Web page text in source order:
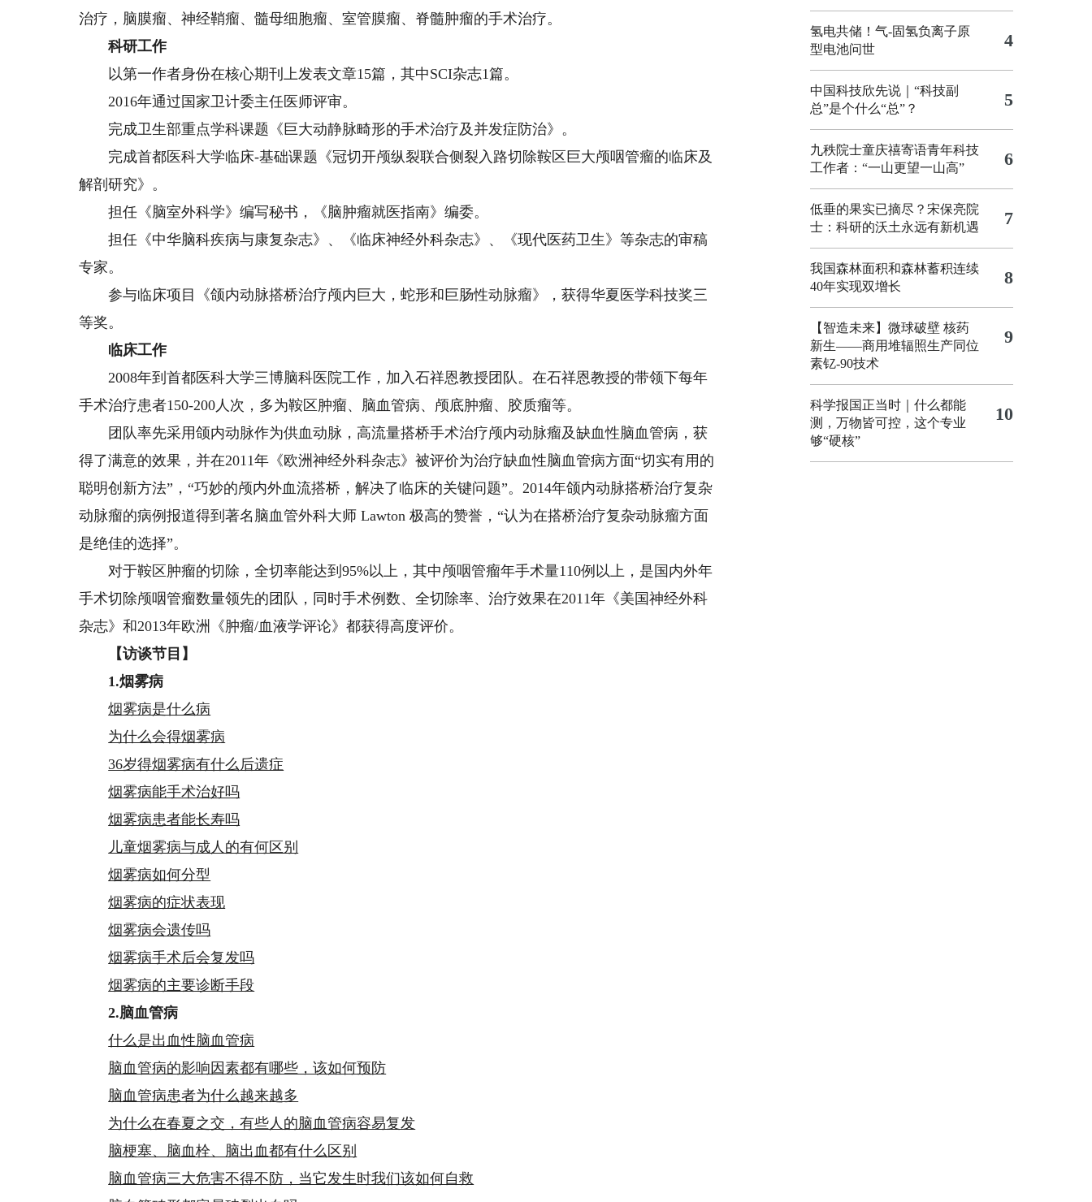
治疗，脑膜瘤、神经鞘瘤、髓母细胞瘤、室管膜瘤、脊髓肿瘤的手术治疗。
科研工作
以第一作者身份在核心期刊上发表文章15篇，其中SCI杂志1篇。
2016年通过国家卫计委主任医师评审。
完成卫生部重点学科课题《巨大动静脉畸形的手术治疗及并发症防治》。
完成首都医科大学临床-基础课题《冠切开颅纵裂联合侧裂入路切除鞍区巨大颅咽管瘤的临床及
解剖研究》。
担任《脑室外科学》编写秘书，《脑肿瘤就医指南》编委。
担任《中华脑科疾病与康复杂志》、《临床神经外科杂志》、《现代医药卫生》等杂志的审稿
专家。
参与临床项目《颌内动脉搭桥治疗颅内巨大，蛇形和巨肠性动脉瘤》，获得华夏医学科技奖三
等奖。
临床工作
2008年到首都医科大学三博脑科医院工作，加入石祥恩教授团队。在石祥恩教授的带领下每年
手术治疗患者150-200人次，多为鞍区肿瘤、脑血管病、颅底肿瘤、胶质瘤等。
团队率先采用颌内动脉作为供血动脉，高流量搭桥手术治疗颅内动脉瘤及缺血性脑血管病，获
得了满意的效果，并在2011年《欧洲神经外科杂志》被评价为治疗缺血性脑血管病方面“切实有用的
聪明创新方法”，“巧妙的颅内外血流搭桥，解决了临床的关键问题”。2014年颌内动脉搭桥治疗复杂
动脉瘤的病例报道得到著名脑血管外科大师 Lawton 极高的赞誉，“认为在搭桥治疗复杂动脉瘤方面
是绝佳的选择”。
对于鞍区肿瘤的切除，全切率能达到95%以上，其中颅咽管瘤年手术量110例以上，是国内外年
手术切除颅咽管瘤数量领先的团队，同时手术例数、全切除率、治疗效果在2011年《美国神经外科
杂志》和2013年欧洲《肿瘤/血液学评论》都获得高度评价。
【访谈节目】
1.烟雾病
烟雾病是什么病
为什么会得烟雾病
36岁得烟雾病有什么后遗症
烟雾病能手术治好吗
烟雾病患者能长寿吗
儿童烟雾病与成人的有何区别
烟雾病如何分型
烟雾病的症状表现
烟雾病会遗传吗
烟雾病手术后会复发吗
烟雾病的主要诊断手段
2.脑血管病
什么是出血性脑血管病
脑血管病的影响因素都有哪些，该如何预防
脑血管病患者为什么越来越多
为什么在春夏之交，有些人的脑血管病容易复发
脑梗塞、脑血栓、脑出血都有什么区别
脑血管病三大危害不得不防，当它发生时我们该如何自救
氢电共储！气-固氢负离子原
型电池问世
4
中国科技欣先说｜“科技副
总”是个什么“总”？
5
九秩院士童庆禧寄语青年科技
工作者：“一山更望一山高”
6
低垂的果实已摘尽？宋保亮院
士：科研的沃土永远有新机遇
7
我国森林面积和森林蓄积连续
40年实现双增长
8
【智造未来】微球破壁 核药
新生——商用堆辐照生产同位
素钇-90技术
9
科学报国正当时｜什么都能
测，万物皆可控，这个专业
够“硬核”
10